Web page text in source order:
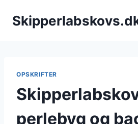
OPSKRIFTER
perlebyg og